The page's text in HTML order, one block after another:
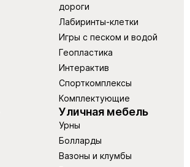
дороги
Лабиринты-клетки
Игры с песком и водой
Геопластика
Интерактив
Спорткомплексы
Комплектующие
Уличная мебель
Урны
Болларды
Вазоны и клумбы